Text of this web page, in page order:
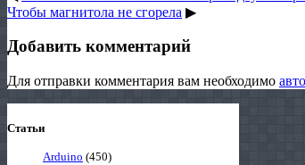
Чтобы магнитола не сгорела ▶
Добавить комментарий
Для отправки комментария вам необходимо
Статьи
Arduino (450)